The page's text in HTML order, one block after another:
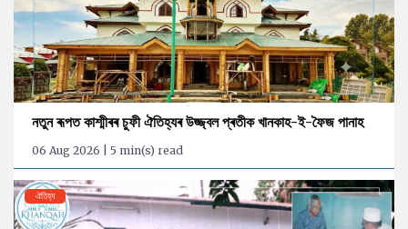
নতুন ৰূপত কাশ্মীৰৰ চুফী ঐতিহ্যৰ উজ্জ্বল প্ৰতীক খানকাহ-ই-ফৈজ পানাহ
06 Aug 2026 | 5 min(s) read
ঐতিহ্য